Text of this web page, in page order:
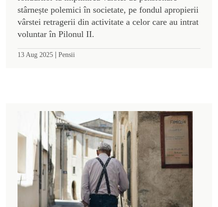
stârnește polemici în societate, pe fondul apropierii
vârstei retragerii din activitate a celor care au intrat
voluntar în Pilonul II.
13 Aug 2025 | Pensii